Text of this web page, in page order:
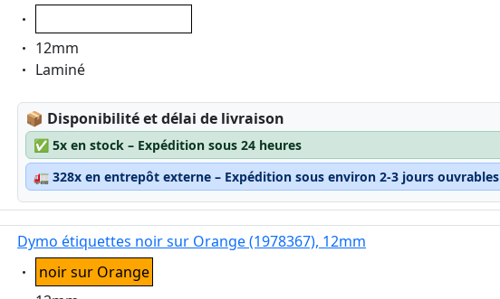
Eigenschaft:
Eigenschaft:
12mm
Eigenschaft:
Laminé
📦 Lagerstatus:
Disponibilité et délai de livraison
✅ 5x en stock – Expédition sous 24 heures
🚛 328x en entrepôt externe – Expédition sous environ 2-3 jours ouvrables
Dymo étiquettes noir sur Orange (1978367), 12mm
Eigenschaft:
noir sur Orange